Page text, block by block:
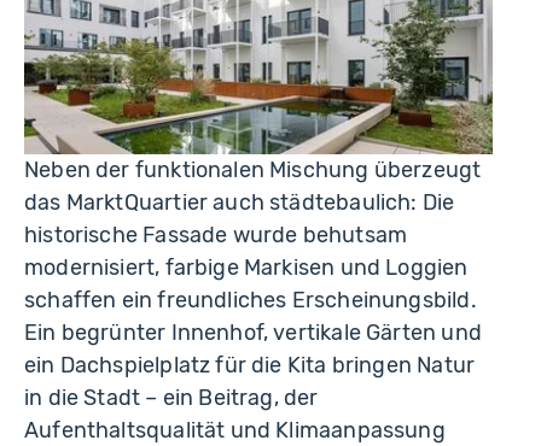
Neben der funktionalen Mischung überzeugt
das MarktQuartier auch städtebaulich: Die
historische Fassade wurde behutsam
modernisiert, farbige Markisen und Loggien
schaffen ein freundliches Erscheinungsbild.
Ein begrünter Innenhof, vertikale Gärten und
ein Dachspielplatz für die Kita bringen Natur
in die Stadt – ein Beitrag, der
Aufenthaltsqualität und Klimaanpassung